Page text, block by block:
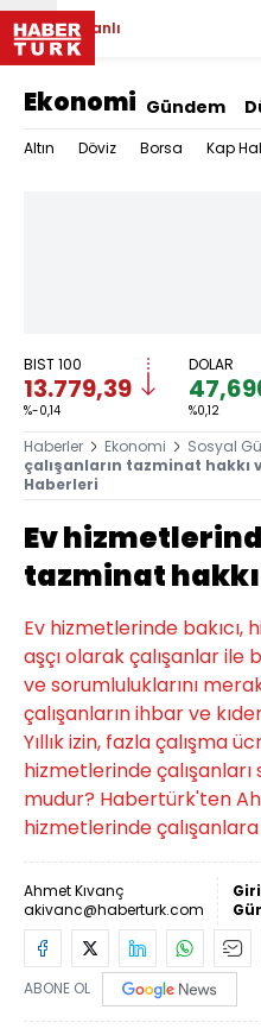
Canlı
Ekonomi Gündem
Altın Döviz Borsa Kap
BIST 100
13.779,39
%-0,14
DOLAR
%0,12
Haberler Ekonomi Sosyal
çalışanların tazminat hakkı
Haberleri
Ev
tazminat hakkı
Ev hizmetlerinde bakıcı,
aşçı olarak çalışanlar ile
ve sorumluluklarını
çalışanların ihbar ve
Yıllık izin, fazla çalışma
hizmetlerinde
mudur? Habertürk'ten
hizmetlerinde çalışanlara
Ahmet Kıvanç
akivanc@haberturk.com
ABONE OL